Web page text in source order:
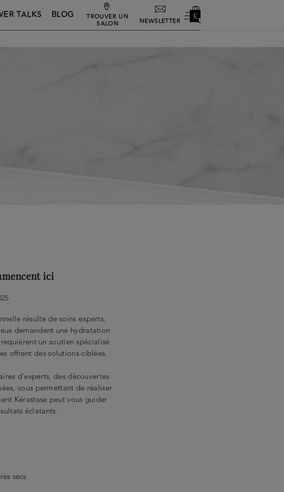
TALKS BLOG TROUVER UN
SALON NEWSLETTER
ici
résulte de soins experts,
demandent une hydratation
un soutien spécialisé
offrent des solutions ciblées.
d'experts, des découvertes
vous permettant de réaliser
Kérastase peut vous guider
éclatants.
secs